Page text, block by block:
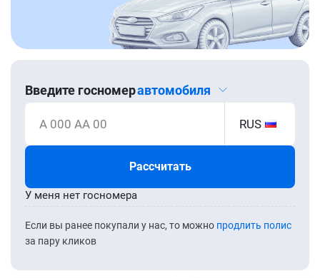
Введите госномеравтомобиля
А 000 АА 00 RUS
Рассчитать
Если вы ранее покупали у нас, то можно продлить полис
за пару кликов
У меня нет госномера